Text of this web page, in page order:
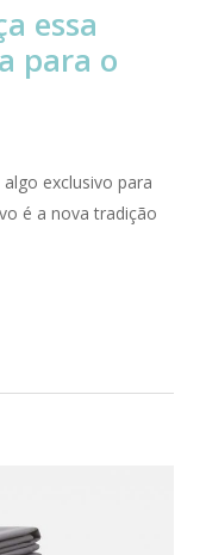
essa
para o
exclusivo para
é a nova tradição